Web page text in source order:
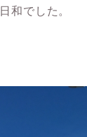
和でした。